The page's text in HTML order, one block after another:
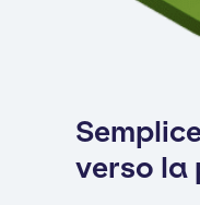
verso la